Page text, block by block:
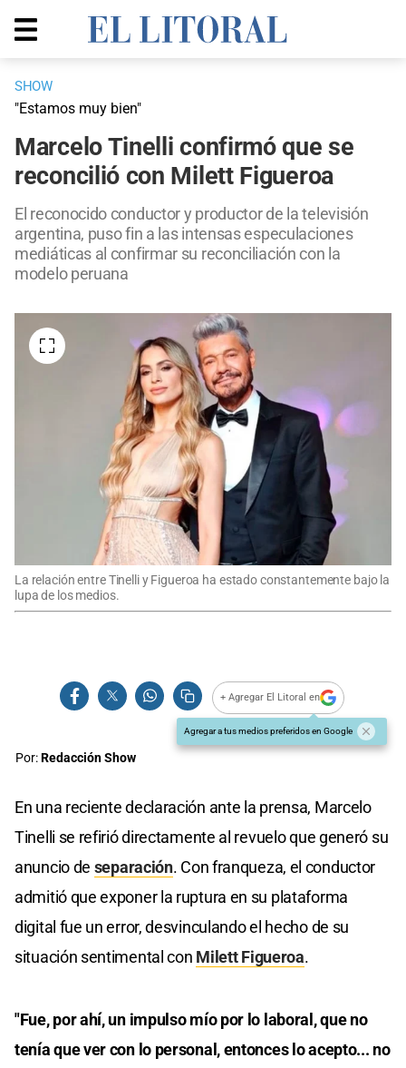
SHOW
"Estamos muy bien"
Marcelo Tinelli confirmó que se
reconcilió con Milett Figueroa
El reconocido conductor y productor de la televisión
argentina, puso fin a las intensas especulaciones
mediáticas al confirmar su reconciliación con la
modelo peruana
La relación entre Tinelli y Figueroa ha estado constantemente bajo la
lupa de los medios.
+ Agregar El Litoral en
Agregar a tus medios preferidos en Google
Por:Redacción Show
En una reciente declaración ante la prensa, Marcelo
Tinelli se refirió directamente al revuelo que generó su
anuncio de separación. Con franqueza, el conductor
admitió que exponer la ruptura en su plataforma
digital fue un error, desvinculando el hecho de su
situación sentimental con Milett Figueroa.
"Fue, por ahí, un impulso mío por lo laboral, que no
tenía que ver con lo personal, entonces lo acepto... no